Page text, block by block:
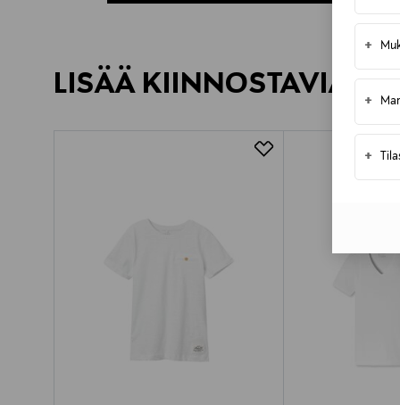
+
+
+
LISÄÄ KIINNOSTAVIA